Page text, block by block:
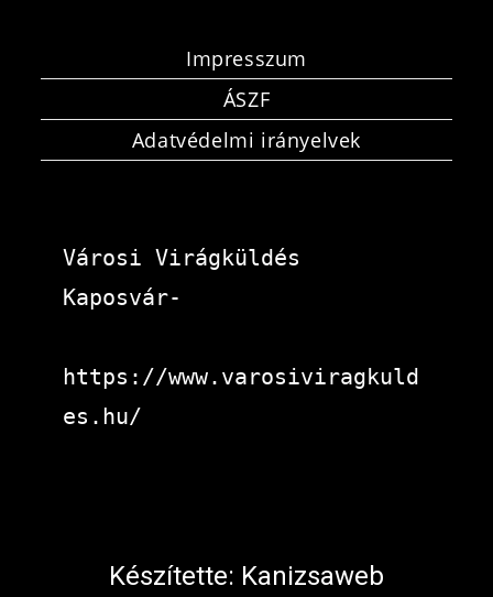
Impresszum
ÁSZF
Adatvédelmi irányelvek
Városi Virágküldés
Kaposvár-
https://www.varosiviragkuld
es.hu/
Készítette: Kanizsaweb